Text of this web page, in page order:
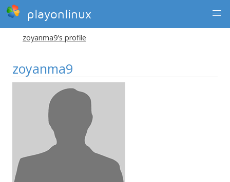
playonlinux
zoyanma9's profile
zoyanma9